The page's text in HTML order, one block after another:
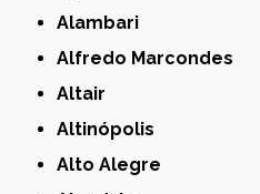
Alambari
Alfredo Marcondes
Altair
Altinópolis
Alto Alegre